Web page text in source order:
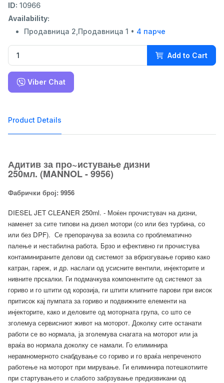
ID: 10966
Availability:
Продавница 2,Продавница 1 • 4 парче
Add to Cart
Viber Chat
Product Details
Адитив за про~истување дизни
250мл. (MANNOL - 9956)
Фабрички број: 9956
DIESEL JET CLEANER 250ml. - Моќен прочистувач на дизни,
наменет за сите типови на дизел мотори (со или без турбина, со
или без DPF). Се препорачува за возила со проблематично
палење и нестабилна работа. Брзо и ефективно ги прочистува
контаминираните делови од системот за вбризгување гориво како
катран, гареж, и др. наслаги од усисните вентили, инјекторите и
нивните прскалки. Ги подмачкува компонентите од системот за
гориво и го штити од корозија, ги штити клипните парови при висок
притисок кај пумпата за гориво и подвижните елементи на
инјекторите, како и деловите од моторната група, со што се
зголемуа сервисниот живот на моторот. Доколку сите останати
работи се во нормала, ја зголемува снагата на моторот или ја
враќа во нормала доколку се намали. Го елиминира
нерамномерното снабдување со гориво и го враќа непреченото
работење на моторот при мирување. Ги елиминира потешкотиите
при стартувањето и слабото забрзување предизвикани од